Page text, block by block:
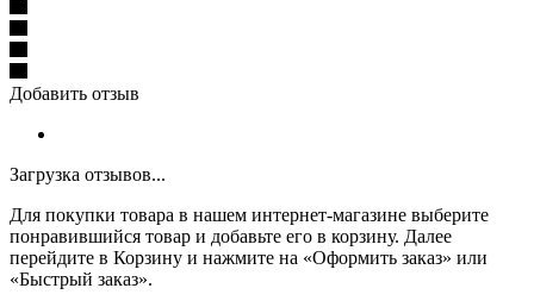
Добавить отзыв
Загрузка отзывов...
Для покупки товара в нашем интернет-магазине выберите
понравившийся товар и добавьте его в корзину. Далее
перейдите в Корзину и нажмите на «Оформить заказ» или
«Быстрый заказ».